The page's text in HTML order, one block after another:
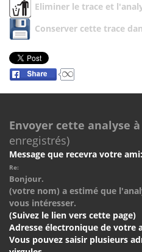
Eliminer le trace et
Conserver cette trace
Envoyer cette analyse
enregistrés)
Message que recevra votre ami:
Re:
Bonjour.
(votre nom) a estimé que
vous intéresser.
(Suivez le lien vers cette page)
Adresse électronique de votre
Vous pouvez saisir plusieurs